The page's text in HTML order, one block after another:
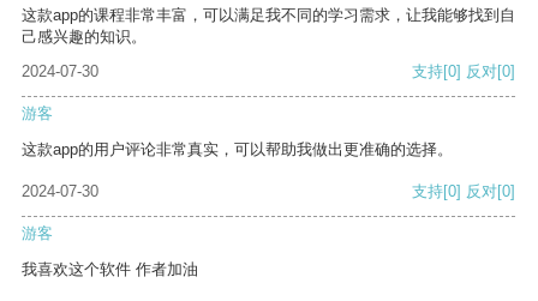
这款app的课程非常丰富，可以满足我不同的学习需求，让我能够找到自
己感兴趣的知识。
2024-07-30
支持[0] 反对[0]
游客
这款app的用户评论非常真实，可以帮助我做出更准确的选择。
2024-07-30 支持[0] 反对[0]
游客
我喜欢这个软件 作者加油